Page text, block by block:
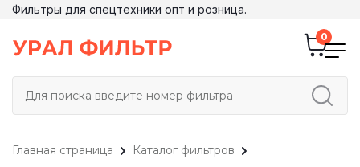
Фильтры для спецтехники опт и розница.
Главная страница
Каталог фильтров